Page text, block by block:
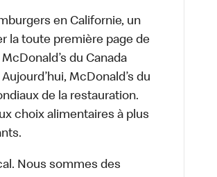
en Californie, un
la toute première page de
du Canada
McDonald’s du
de la restauration.
choix alimentaires à plus
Nous sommes des